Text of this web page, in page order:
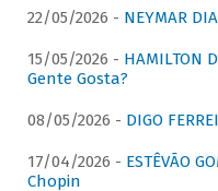
22/05/2026 - NEYMAR
15/05/2026 - HAMILTON
Gente Gosta?
08/05/2026 - DIGO
17/04/2026 - ESTÊVÃO
Chopin